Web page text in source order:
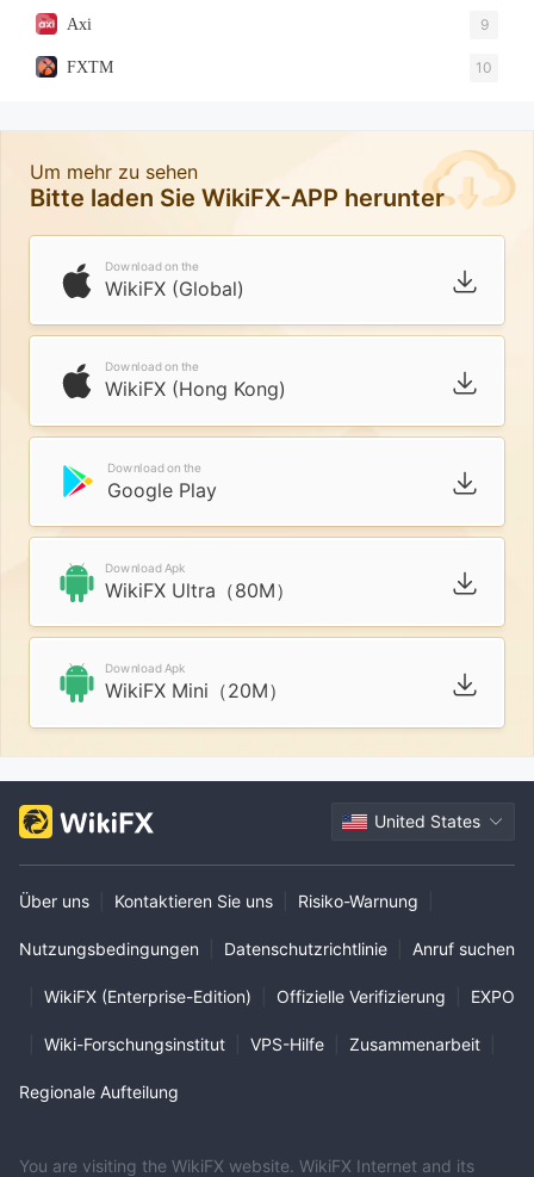
Axi 9
FXTM 10
Um mehr zu sehen
Bitte laden Sie WikiFX-APP herunter
Download on the
WikiFX (Global)
Download on the
WikiFX (Hong Kong)
Download on the
Google Play
Download Apk
WikiFX Ultra（80M）
Download Apk
WikiFX Mini（20M）
United States
Über uns Kontaktieren Sie uns Risiko-Warnung
Nutzungsbedingungen Datenschutzrichtlinie Anruf suchen
WikiFX (Enterprise-Edition) Offizielle Verifizierung EXPO
Wiki-Forschungsinstitut VPS-Hilfe Zusammenarbeit
Regionale Aufteilung
You are visiting the WikiFX website. WikiFX Internet and its